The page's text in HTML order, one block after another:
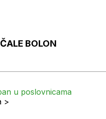
BOLON
u poslovnicama
>